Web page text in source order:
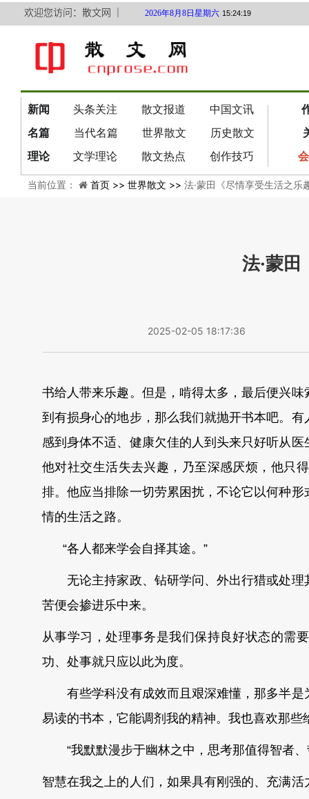
欢迎您访问：散文网 ｜
新闻 头条关注 散文报道 中国文讯
名篇
当代名篇 世界散文 历史散文
理论
文学理论 散文热点 创作技巧
2026年8月8日星期六 15:24:20
当前位置： 首页 >> 世界散文 >> 法·蒙田《尽情享受生活之乐
法·蒙
2025-02-05 18:17:36
书给人带来乐趣。但是，啃得太多，最后便兴
到有损身心的地步，那么我们就抛开书本吧。
感到身体不适、健康欠佳的人到头来只好听从
他对社交生活失去兴趣，乃至深感厌烦，他只
排。他应当排除一切劳累困扰，不论它以何种
情的生活之路。
“各人都来学会自择其途。”
无论主持家政、钻研学问、外出行猎或处理
苦便会掺进乐中来。
从事学习，处理事务是我们保持良好状态的需
功、处事就只应以此为度。
有些学科没有成效而且艰深难懂，那多半是
易读的书本，它能调剂我的精神。我也喜欢那
“我默默漫步于幽林之中，思考那值得智者、
智慧在我之上的人们，如果具有刚强的、充满